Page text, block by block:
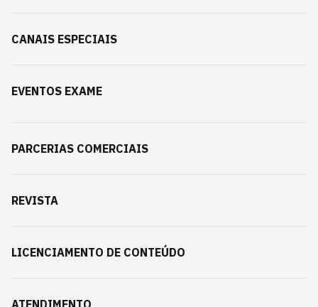
CANAIS ESPECIAIS
EVENTOS EXAME
PARCERIAS COMERCIAIS
REVISTA
LICENCIAMENTO DE CONTEÚDO